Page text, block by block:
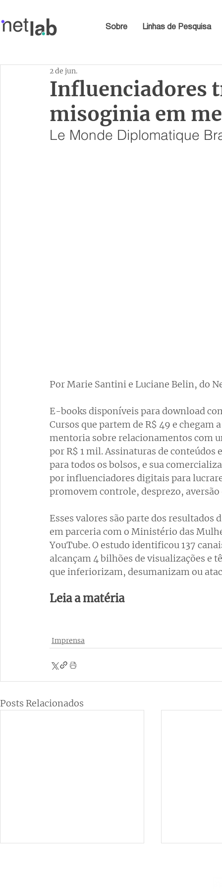
Sobre Linhas de Pesquisa
Influenciadores
misoginia em
2 de jun.
Le Monde Diplomatique
Por Marie Santini e Luciane Belin, do
E-books disponíveis para download
Cursos que partem de R$ 49 e
mentoria sobre relacionamentos com
por R$ 1 mil. Assinaturas de conteúdos
para todos os bolsos, e sua
por influenciadores digitais para
promovem controle, desprezo,
Esses valores são parte dos resultados
em parceria com o Ministério das
YouTube. O estudo identificou 137
alcançam 4 bilhões de visualizações e
que inferiorizam, desumanizam ou
Leia a matéria
Imprensa
Posts Relacionados